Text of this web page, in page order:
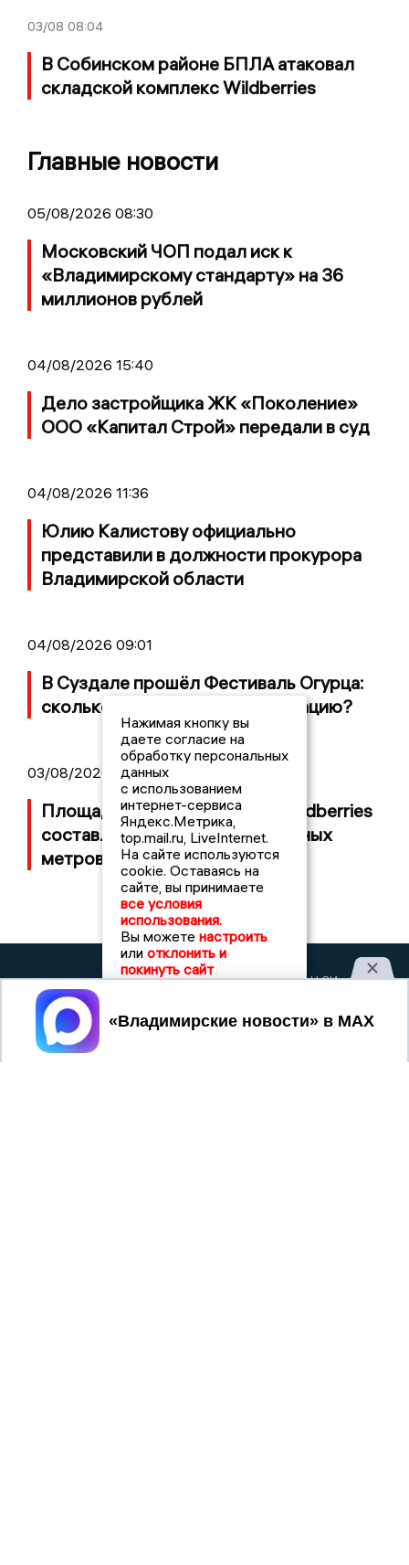
03/08 08:04
В Собинском районе БПЛА атаковал
складской комплекс Wildberries
Главные новости
05/08/2026 08:30
Московский ЧОП подал иск к
«Владимирскому стандарту» на 36
миллионов рублей
04/08/2026 15:40
Дело застройщика ЖК «Поколение»
ООО «Капитал Строй» передали в суд
04/08/2026 11:36
Юлию Калистову официально
представили в должности прокурора
Владимирской области
04/08/2026 09:01
В Суздале прошёл Фестиваль Огурца:
сколько потратили на организацию?
03/08/2026 14:13
Площадь пожара на складе Wildberries
составляет 100 тысяч квадратных
метров
НОВОСТИ
2017 © NEWSVLADIMIR.RU | СИ
Учредитель (соучредители): Общество с ограниченной
ответственностью «РЕГИОНАЛЬНЫЕ НОВОСТИ» (ОГРН
Нажимая кнопку вы
даете согласие на
обработку персональных
данных
с использованием
интернет-сервиса
Яндекс.Метрика,
top.mail.ru, LiveInternet.
На сайте используются
cookie. Оставаясь на
сайте, вы принимаете
все условия
использования.
Вы можете настроить
или отклонить и
покинуть сайт
Принять